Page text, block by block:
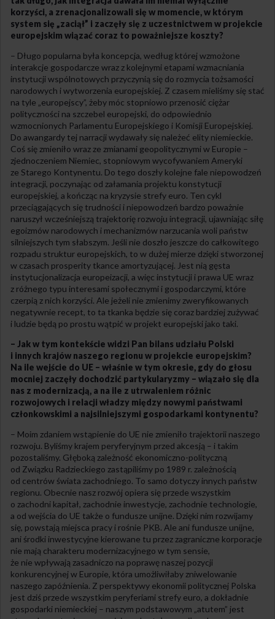
korzyści, a zrenacjonalizowali się w momencie, w którym
system się „zaciął” i zaczęły się z uczestnictwem w projekcie
europejskim wiązać coraz to poważniejsze koszty?
– Długo popularna była koncepcja, według której wzmożone
interakcje gospodarcze wraz z kolejnymi etapami wzmacniania
instytucji wspólnotowych przyczynią się do rozmycia tożsamości
narodowych i wytworzenia europejskiej. Z czasem mieliśmy się stać
na tyle „europejscy”, żeby móc stopniowo przenosić ciężar
polityczności na szczebel europejski, do odpowiednio
wzmocnionych Parlamentu Europejskiego i Komisji Europejskiej.
Do awangardy tej narracji wydawały się należeć elity niemieckie.
Coś się zmieniło wraz ze zmianami geopolitycznymi w Europie –
zjednoczeniem Niemiec, stopniowym wycofywaniem Ameryki
ze Starego Kontynentu. Do tego doszły kolejne fale niepowodzeń
integracji, poczynając od załamania projektu konstytucji
europejskiej, a kończąc na kryzysie strefy euro. Ten cykl
przeciągających się trudności i niepowodzeń bardzo poważnie
naruszył wcześniejszą trajektorię rozwoju integracji, ujawniając siłę
egoizmów narodowych i mechanizmów narzucania woli państw
silniejszych tym słabszym. Jeśli nie doszło jeszcze do całkowitego
rozpadu struktur europejskich, to w dużej mierze dzięki stworzonej
w czasach prosperity tkance amortyzującej. Jest nią gęsta
instytucjonalizacja europeizacji, a więc instytucji i prawa UE wraz
z różnego typu interesami społecznymi i gospodarczymi, które
czerpią z nich korzyści. Ale jeżeli nie zmienimy zweryfikowanych
negatywnie recept, to ta tkanka będzie się coraz bardziej zużywać
i ludzie będą po prostu wątpić w projekt europejski jako taki.
– Jak w tym kontekście widzi Pan bilans udziału Polski
i innych krajów naszego regionu w projekcie europejskim?
Na ile wejście do UE – właśnie w tym okresie, gdy do głosu
mocniej zaczęły dochodzić partykularyzmy – wiązało się dla
nas z modernizacją, a na ile z utrwaleniem różnic
rozwojowych i relacji władzy między nowymi państwami
członkowskimi a najsilniejszymi gospodarkami kontynentu?
– Moim zdaniem wstąpienie do UE nie zmieniło trajektorii naszego
rozwoju. Byliśmy krajem peryferyjnym przed akcesją – i takim
pozostaliśmy. Głęboką zależność ekonomiczno-polityczną
od Związku Radzieckiego zastąpiliśmy po 1989 r. zależnością
od centrów świata zachodniego. To samo dotyczy innych państw
regionu. Obecnie nasz rozwój opiera się przede wszystkim
o zachodni kapitał, zachodnie inwestycje, zachodnie technologie,
a od wejścia do UE także o fundusze unijne. Dzięki nim rozwijamy
się, powstają miejsca pracy i rośnie PKB. Ale ani fundusze unijne,
ani środki inwestycyjne kierowane tu przez zagraniczne korporacje
nie mają charakteru modernizacyjnego w tym sensie,
że nie wpływają zasadniczo na poprawę naszej pozycji
konkurencyjnej w Europie, która umożliwiłaby zniwelowanie
naszego zapóźnienia. Z perspektywy ekonomii politycznej Polska
jest dziś przede wszystkim peryferiami strefy euro, a dokładnie
gospodarki niemieckiej – naszym podstawowym „atutem” jest